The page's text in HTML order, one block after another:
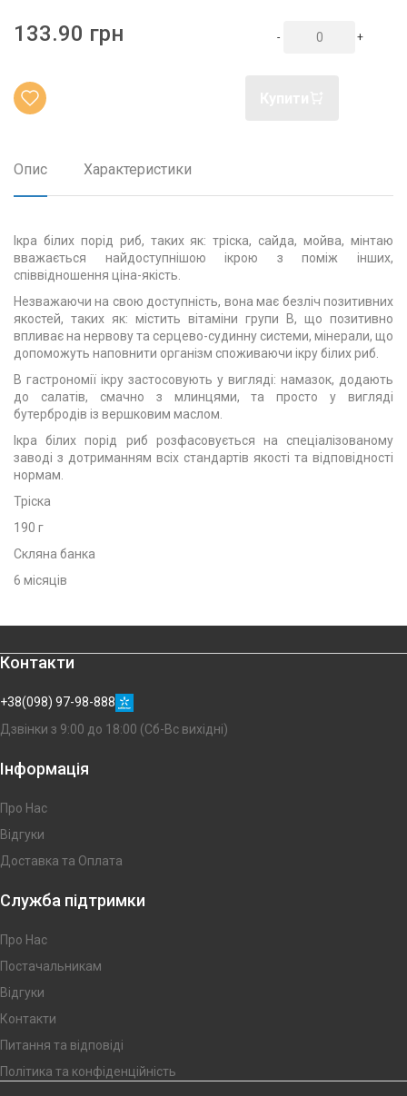
133.90 грн - +
Опис Характеристики
Ікра білих порід риб, таких як: тріска, сайда, мойва, мінтаю
вважається найдоступнішою ікрою з поміж інших,
співвідношення ціна-якість.
Незважаючи на свою доступність, вона має безліч позитивних
якостей, таких як: містить вітаміни групи В, що позитивно
впливає на нервову та серцево-судинну системи, мінерали, що
допоможуть наповнити організм споживаючи ікру білих риб.
В гастрономії ікру застосовують у вигляді: намазок, додають
до салатів, смачно з млинцями, та просто у вигляді
бутербродів із вершковим маслом.
Ікра білих порід риб розфасовується на спеціалізованому
заводі з дотриманням всіх стандартів якості та відповідності
нормам.
Тріска
190 г
Скляна банка
6 місяців
Контакти
+38(098) 97-98-888
Дзвінки з 9:00 до 18:00 (Сб-Вс вихідні)
Інформація
Про Нас
Відгуки
Доставка та Оплата
Служба підтримки
Про Нас
Постачальникам
Відгуки
Контакти
Питання та відповіді
Політика та конфіденційність